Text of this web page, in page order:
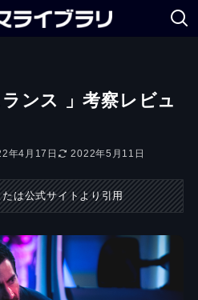
ランス 」考察レビュ
年4月17日 2022年5月11日
は公式サイトより引用